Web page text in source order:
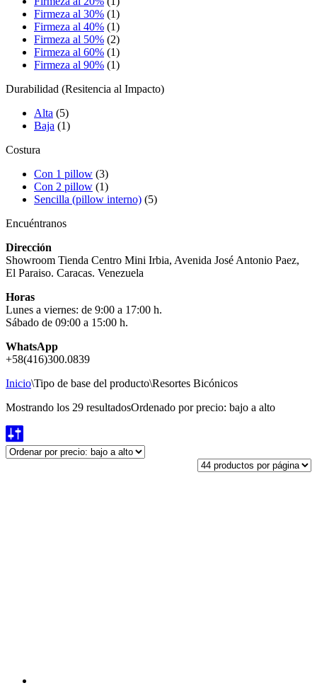
Firmeza al 30% (1)
Firmeza al 40% (1)
Firmeza al 50% (2)
Firmeza al 60% (1)
Firmeza al 90% (1)
Durabilidad (Resitencia al Impacto)
Alta (5)
Baja (1)
Costura
Con 1 pillow (3)
Con 2 pillow (1)
Sencilla (pillow interno) (5)
Encuéntranos
Dirección
Showroom Tienda Centro Mini Irbia, Avenida José Antonio Paez,
El Paraiso. Caracas. Venezuela
Horas
Lunes a viernes: de 9:00 a 17:00 h.
Sábado de 09:00 a 15:00 h.
WhatsApp
+58(416)300.0839
Inicio\Tipo de base del producto\Resortes Bicónicos
Mostrando los 29 resultadosOrdenado por precio: bajo a alto